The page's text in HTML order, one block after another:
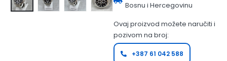
Bosnu i Hercegovinu
Ovaj proizvod možete naručiti i
pozivom na broj:
+387 61 042 588